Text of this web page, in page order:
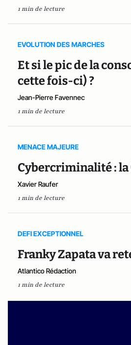
1 min de lecture
EVOLUTION DES MARCHES
Et si le pic de la
cette fois-ci) ?
Jean-Pierre Favennec
1 min de lecture
MENACE MAJEURE
Cybercriminalité : la
Xavier Raufer
1 min de lecture
DEFI EXCEPTIONNEL
Franky Zapata va
Atlantico Rédaction
1 min de lecture